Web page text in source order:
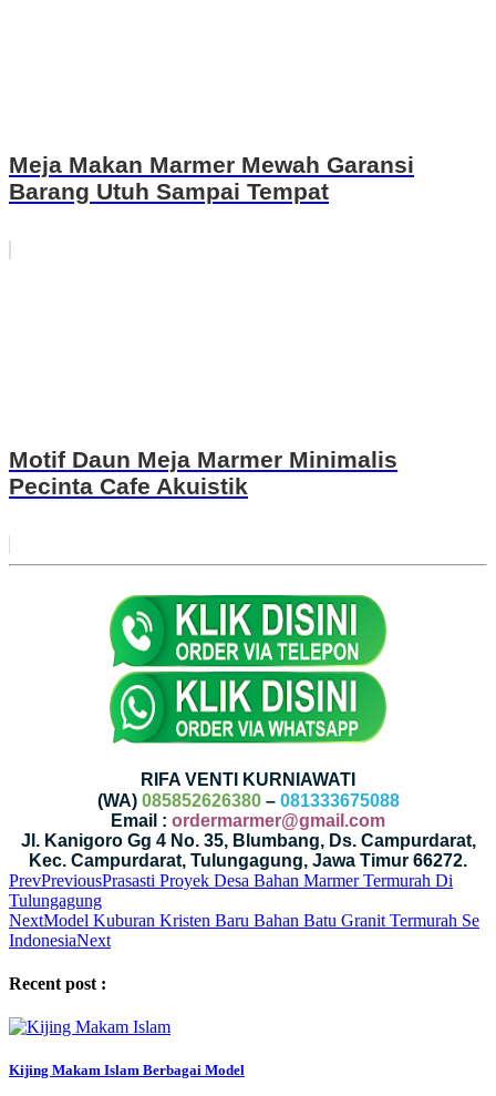
Meja Makan Marmer Mewah Garansi
Barang Utuh Sampai Tempat
Motif Daun Meja Marmer Minimalis
Pecinta Cafe Akuistik
RIFA VENTI KURNIAWATI
(WA) 085852626380– 081333675088
Email : ordermarmer@gmail.com
Jl. Kanigoro Gg 4 No. 35, Blumbang, Ds. Campurdarat,
Kec. Campurdarat, Tulungagung, Jawa Timur 66272.
PrevPreviousPrasasti Proyek Desa Bahan Marmer Termurah Di
Tulungagung
NextModel Kuburan Kristen Baru Bahan Batu Granit Termurah Se
IndonesiaNext
Recent post :
Kijing Makam Islam Berbagai Model